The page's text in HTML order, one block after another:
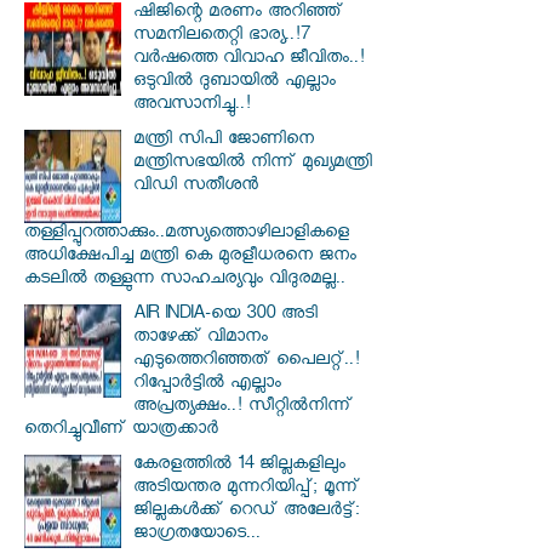
ഷിജിന്റെ മരണം അറിഞ്ഞ്
സമനിലതെറ്റി ഭാര്യ..!7
വർഷത്തെ വിവാഹ ജീവിതം..!
ഒടുവിൽ ദുബായിൽ എല്ലാം
അവസാനിച്ചു..!
മന്ത്രി സിപി ജോണിനെ
മന്ത്രിസഭയില്‍ നിന്ന് മുഖ്യമന്ത്രി
വിഡി സതീശന്‍
തള്ളിപ്പുറത്താക്കും..മത്സ്യത്തൊഴിലാളികളെ
അധിക്ഷേപിച്ച മന്ത്രി കെ മുരളീധരനെ ജനം
കടലില്‍ തള്ളുന്ന സാഹചര്യവും വിദുരമല്ല..
AIR INDIA-യെ 300 അടി
താഴേക്ക് വിമാനം
എടുത്തെറിഞ്ഞത് പൈലറ്റ്..!
റിപ്പോർട്ടിൽ എല്ലാം
അപ്രത്യക്ഷം..! സീറ്റിൽനിന്ന്
തെറിച്ചുവീണ് യാത്രക്കാർ
കേരളത്തിൽ 14 ജില്ലകളിലും
അടിയന്തര മുന്നറിയിപ്പ്; മൂന്ന്
ജില്ലകൾക്ക് റെഡ് അലേർട്ട്:
ജാഗ്രതയോടെ...